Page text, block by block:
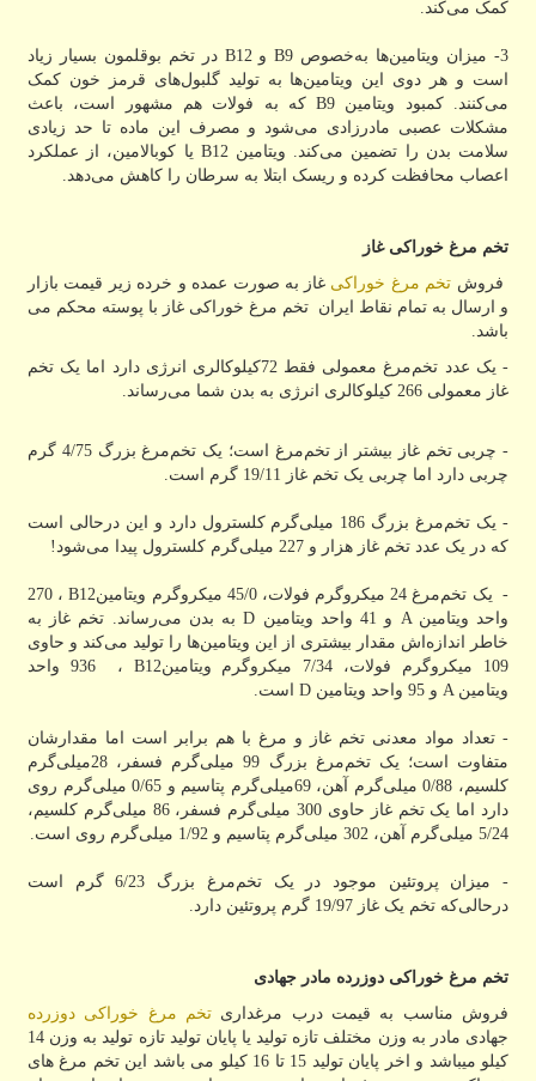
کمک می‌کند
3- میزان ویتامین‌ها به‌خصوص B9 و B12در تخم بوقلمون بسیار زیاد
است و هر دوی این ویتامین‌ها به تولید گلبول‌های قرمز خون کمک
می‌کنند. کمبود ویتامین B9که به فولات هم مشهور است، باعث
مشکلات عصبی مادرزادی می‌شود و مصرف این ماده تا حد زیادی
سلامت بدن را تضمین می‌کند. ویتامین B12 یا کوبالامین، از عملکرد
اعصاب محافظت کرده و ریسک ابتلا به سرطان را کاهش می‌دهد.
تخم مرغ خوراکی غاز
فروش تخم مرغ خوراکی غاز به صورت عمده و خرده زیر قیمت بازار
و ارسال به تمام نقاط ایران تخم مرغ خوراکی غاز با پوسته محکم می
باشد.
- یک عدد تخم‌مرغ معمولی فقط 72کیلوکالری انرژی دارد اما یک تخم
غاز معمولی 266 کیلوکالری انرژی به بدن شما می‌رساند.
- چربی تخم غاز بیشتر از تخم‌مرغ است؛ یک تخم‌مرغ بزرگ 4/75 گرم
چربی دارد اما چربی یک تخم غاز 19/11 گرم است.
- یک تخم‌مرغ بزرگ 186 میلی‌گرم کلسترول دارد و این درحالی است
که در یک عدد تخم غاز هزار و 227 میلی‌گرم کلسترول پیدا می‌شود
!
- یک تخم‌مرغ 24 میکروگرم فولات، 45/0 میکروگرم ویتامین B12 ، 270
واحد ویتامین A و 41 واحد ویتامین D به بدن می‌رساند. تخم غاز به
خاطر اندازه‌اش مقدار بیشتری از این ویتامین‌ها را تولید می‌کند و حاوی
109 میکروگرم فولات، 7/34 میکروگرم ویتامین
B12 ، 936 واحد
ویتامین A و 95 واحد ویتامین D است
- تعداد مواد معدنی تخم غاز و مرغ با هم برابر است اما مقدارشان
متفاوت است؛ یک تخم‌مرغ بزرگ 99 میلی‌گرم فسفر، 28میلی‌گرم
کلسیم، 0/88 میلی‌گرم آهن، 69میلی‌گرم پتاسیم و 0/65 میلی‌گرم روی
دارد اما یک تخم غاز حاوی 300 میلی‌گرم فسفر، 86 میلی‌گرم کلسیم،
5/24 میلی‌گرم آهن، 302 میلی‌گرم پتاسیم و 1/92 میلی‌گرم روی است
- میزان پروتئین موجود در یک تخم‌مرغ بزرگ 6/23 گرم است
درحالی‌که تخم یک غاز 19/97 گرم پروتئین دارد
تخم مرغ خوراکی دوزرده مادر جهادی
فروش مناسب به قیمت درب مرغداری تخم مرغ خوراکی دوزرده
جهادی مادر به وزن مختلف تازه تولید یا پایان تولید تازه تولید به وزن 14
کیلو میباشد و اخر پایان تولید 15 تا 16 کیلو می باشد این تخم مرغ های